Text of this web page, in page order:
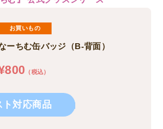
お買いもの
ーちむ缶バッジ（B-背面）
800 （税込）
ト対応商品